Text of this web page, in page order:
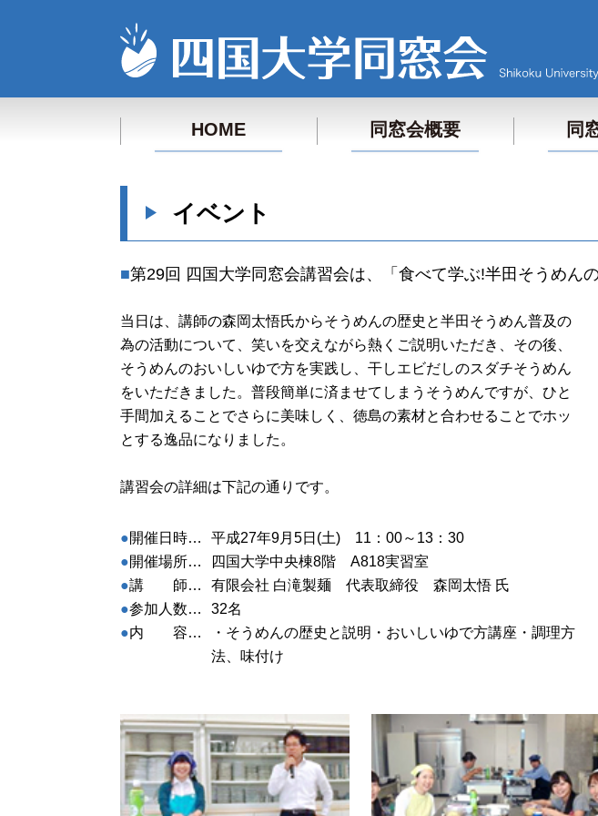
HOME 同窓会概要 同
イベント
第29回 四国大学同窓会講習会は、「食べて学ぶ!半田そうめん
当日は、講師の森岡太悟氏からそうめんの歴史と半田そうめん普及の
為の活動について、笑いを交えながら熱くご説明いただき、その後、
そうめんのおいしいゆで方を実践し、干しエビだしのスダチそうめん
をいただきました。普段簡単に済ませてしまうそうめんですが、ひと
手間加えることでさらに美味しく、徳島の素材と合わせることでホッ
とする逸品になりました。
講習会の詳細は下記の通りです。
開催日時…
平成27年9月5日(土) 11：00～13：30
開催場所…
四国大学中央棟8階 A818実習室
講 師…
有限会社 白滝製麺 代表取締役 森岡太悟 氏
参加人数…
32名
内 容…
・そうめんの歴史と説明・おいしいゆで方講座・調理方
法、味付け